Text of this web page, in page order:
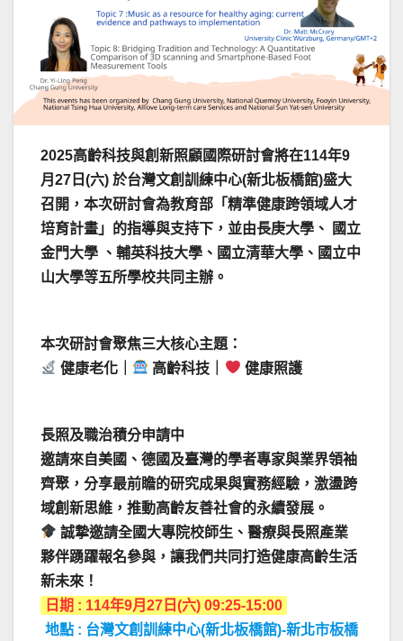
2025高齡科技與創新照顧國際研討會將在114年9
月27日(六) 於台灣文創訓練中心(新北板橋館)盛大
召開，本次研討會為教育部「精準健康跨領域人才
培育計畫」的指導與支持下，並由長庚大學、 國立
金門大學 、輔英科技大學、國立清華大學、國立中
山大學等五所學校共同主辦。
本次研討會聚焦三大核心主題：
健康老化｜
高齡科技｜ 健康照護
長照及職治積分申請中
邀請來自美國、德國及臺灣的學者專家與業界領袖
齊聚，分享最前瞻的研究成果與實務經驗，激盪跨
域創新思維，推動高齡友善社會的永續發展。
誠摯邀請全國大專院校師生、醫療與長照產業
夥伴踴躍報名參與，讓我們共同打造健康高齡生活
新未來！
日期 : 114年9月27日(六) 09:25-15:00
地點 : 台灣文創訓練中心(新北板橋館)-新北市板橋